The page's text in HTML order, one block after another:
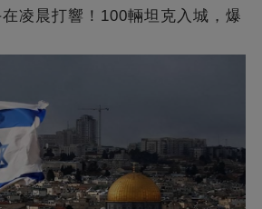
凌晨打響！100輛坦克入城，爆